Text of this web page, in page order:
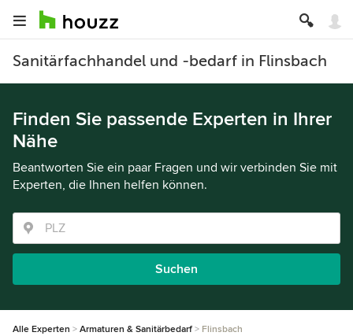
Sanitärfachhandel und -bedarf in Flinsbach
Finden Sie passende Experten in Ihrer
Nähe
Beantworten Sie ein paar Fragen und wir verbinden Sie mit
Experten, die Ihnen helfen können.
Suchen
Alle Experten Armaturen & Sanitärbedarf Flinsbach